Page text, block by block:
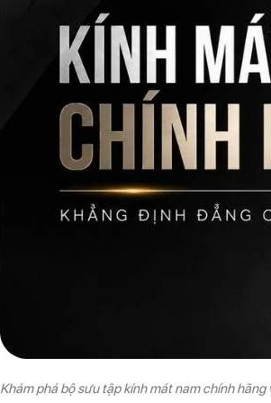
Khám phá bộ sưu tập kính mát nam chính